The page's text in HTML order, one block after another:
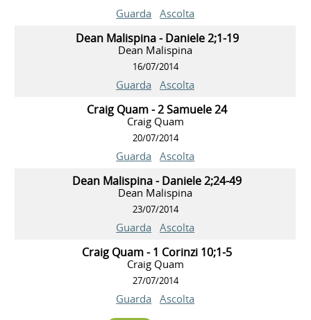
Guarda Ascolta
Dean Malispina - Daniele 2;1-19
Dean Malispina
16/07/2014
Guarda Ascolta
Craig Quam - 2 Samuele 24
Craig Quam
20/07/2014
Guarda Ascolta
Dean Malispina - Daniele 2;24-49
Dean Malispina
23/07/2014
Guarda Ascolta
Craig Quam - 1 Corinzi 10;1-5
Craig Quam
27/07/2014
Guarda Ascolta